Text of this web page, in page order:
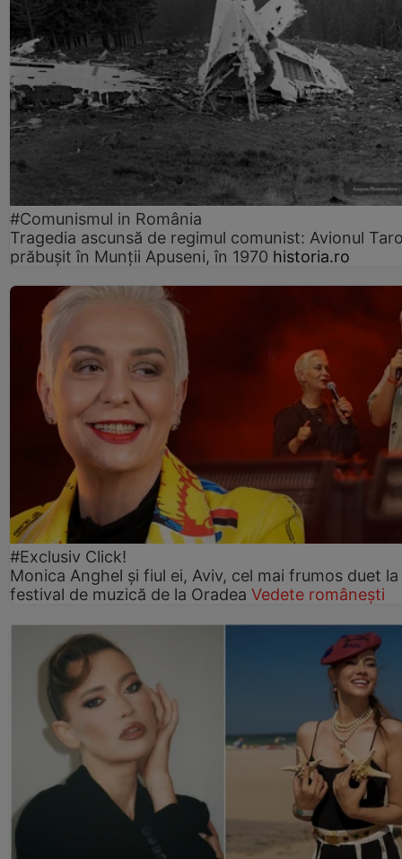
#Comunismul in România
Tragedia ascunsă de regimul comunist: Avionul
prăbușit în Munții Apuseni, în 1970 historia.ro
#Exclusiv Click!
Monica Anghel și fiul ei, Aviv, cel mai frumos duet la
festival de muzică de la Oradea Vedete românești